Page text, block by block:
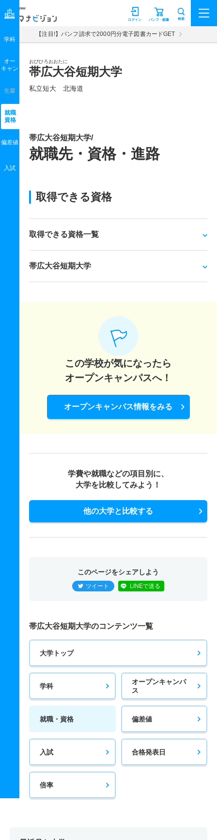
マナビジョン パンフ・願書
ログイン 検索
【注目!】パンフ請求で2000円分電子図書カードGET
おびひろおおたに
帯広大谷短期大学
私立短大 北海道
学科
オー
キャン
先輩
就職
資格
偏差値
入試
帯広大谷短期大学/
就職先・資格・進路
取得できる資格
取得できる資格一覧
帯広大谷短期大学
この学校が気になったら
オープンキャンパスへ！
オープンキャンパス情報をみる
学費や就職などの項目別に、
大学を比較してみよう！
他の大学と比較する
このページをシェアしよう
ツイート LINEで送る
帯広大谷短期大学のコンテンツ一覧
大学トップ
学科
オープンキャンパ
ス
就職・資格 偏差値
入試 合格発表日
倍率